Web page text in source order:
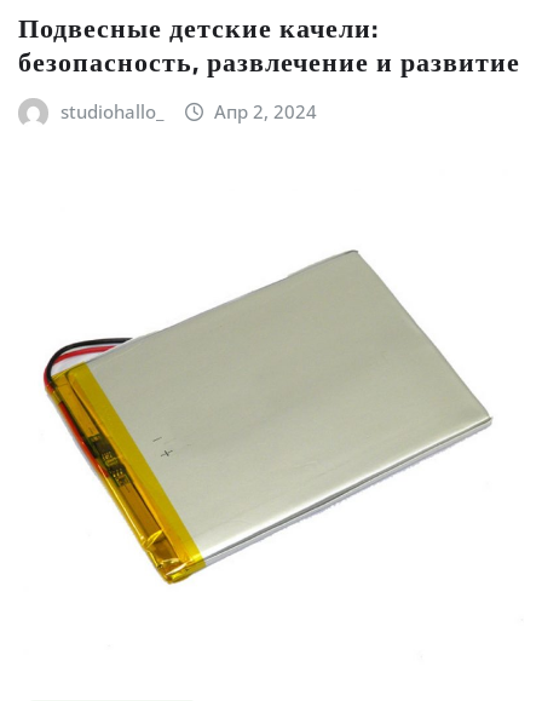
Подвесные детские качели:
безопасность, развлечение и развитие
studiohallo_ Апр 2, 2024